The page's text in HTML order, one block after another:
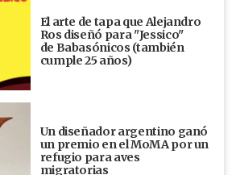
El arte de tapa que Alejandro
Ros diseñó para "Jessico"
de Babasónicos (también
cumple 25 años)
Un diseñador argentino ganó
un premio en el MoMA por un
refugio para aves
migratorias